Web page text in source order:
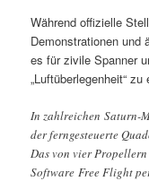
Während offizielle
Demonstrationen und
es für zivile Spanner
„Luftüberlegenheit“ zu
In zahlreichen Saturn-
der ferngesteuerte
Das von vier
Software Free Flight